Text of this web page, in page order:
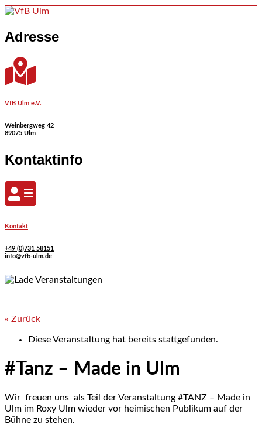
Skip to content
Adresse
VfB Ulm e.V.
Weinbergweg 42
89075 Ulm
Kontaktinfo
Kontakt
+49 (0)731 58151
info@vfb-ulm.de
« Zurück
Diese Veranstaltung hat bereits stattgefunden.
#Tanz – Made in Ulm
Wir freuen uns als Teil der Veranstaltung #TANZ – Made in
Ulm im Roxy Ulm wieder vor heimischen Publikum auf der
Bühne zu stehen.